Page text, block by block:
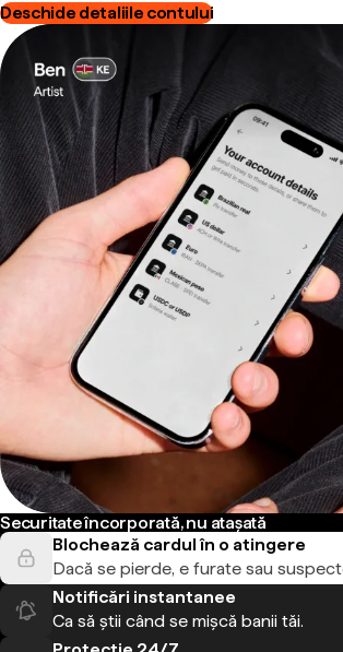
Deschide detaliile contului
Securitate încorporată, nu atașată
Blochează cardul în o atingere
Dacă se pierde, e furate sau
Notificări instantanee
Ca să știi când se mișcă banii tăi.